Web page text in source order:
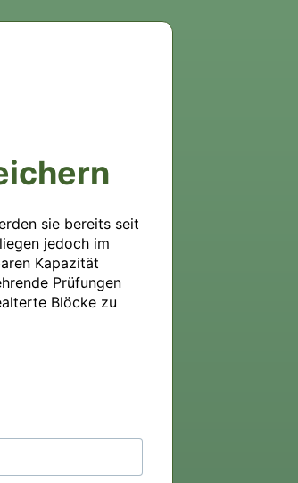
sie bereits seit
jedoch im
Kapazität
Prüfungen
Blöcke zu